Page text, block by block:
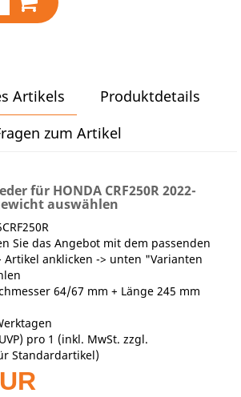
Artikels
Produktdetails
zum Artikel
für HONDA CRF250R 2022-
auswählen
Sie das Angebot mit dem passenden
Artikel anklicken -> unten "Varianten
64/67 mm + Länge 245 mm
UVP) pro 1 (inkl. MwSt. zzgl.
Standardartikel)